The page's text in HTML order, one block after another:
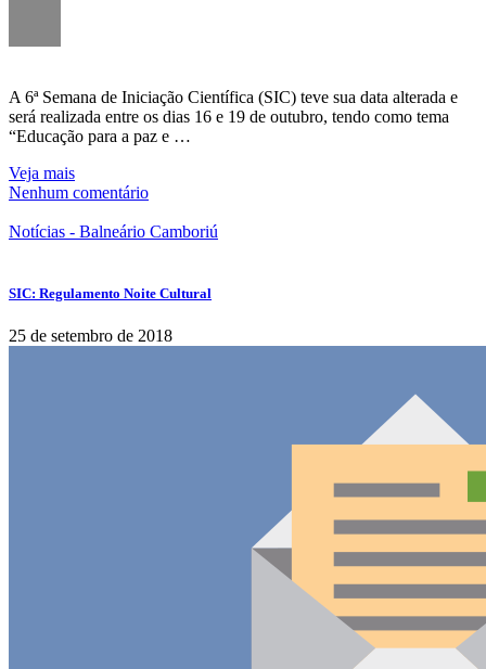
A 6ª Semana de Iniciação Científica (SIC) teve sua data alterada e
será realizada entre os dias 16 e 19 de outubro, tendo como tema
“Educação para a paz e …
Veja mais
Nenhum comentário
Notícias - Balneário Camboriú
SIC: Regulamento Noite Cultural
25 de setembro de 2018